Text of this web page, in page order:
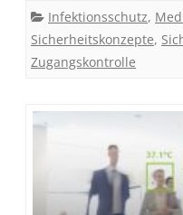
Infektionsschutz,
Sicherheitskonzepte,
Zugangskontrolle